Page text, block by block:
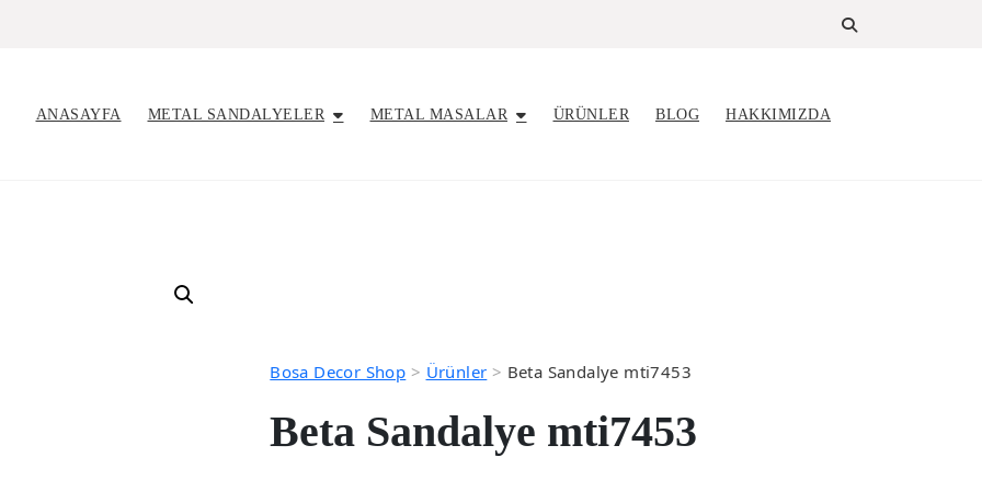
ANASAYFA METAL SANDALYELER METAL MASALAR ÜRÜNLER BLOG HAKKIMIZDA
Bosa Decor Shop > Ürünler > Beta Sandalye mti7453
Beta Sandalye mti7453